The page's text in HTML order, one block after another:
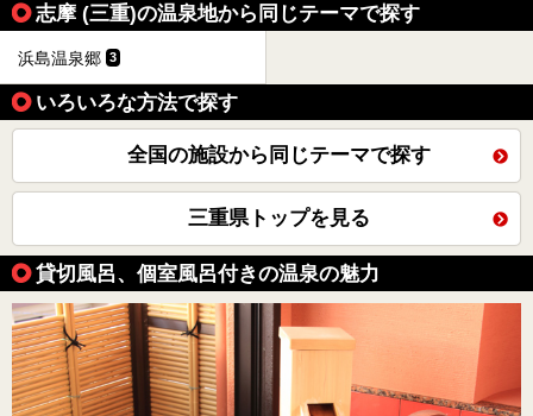
志摩 (三重)の温泉地から同じテーマで探す
浜島温泉郷 3
いろいろな方法で探す
全国の施設から同じテーマで探す
三重県トップを見る
貸切風呂、個室風呂付きの温泉の魅力